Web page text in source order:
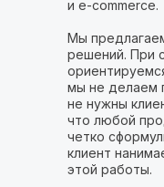
и e-commercе.
Мы
решений. При
мы не делаем
не нужны
что любой
четко
клиент
этой работы.